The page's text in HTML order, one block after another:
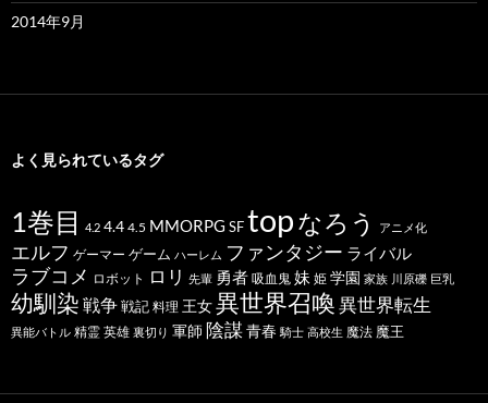
2014年9月
よく見られているタグ
1巻目 4.2 4.4 4.5 MMORPG SFtopなろう アニメ化
エルフ ゲーマー ゲーム ハーレム ファンタジー ライバル
ラブコメ ロボット ロリ 先輩 勇者 吸血鬼 妹 姫 学園 家族 川原礫 巨乳
幼馴染 戦争戦記 料理 王女異世界召喚異世界転生
異能バトル 精霊 英雄 裏切り 軍師 陰謀青春 騎士 高校生 魔法 魔王